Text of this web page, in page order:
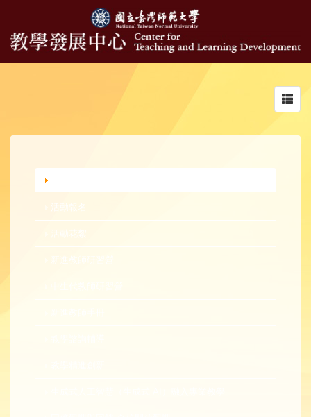
活動報名
活動花絮
新進教師研習營